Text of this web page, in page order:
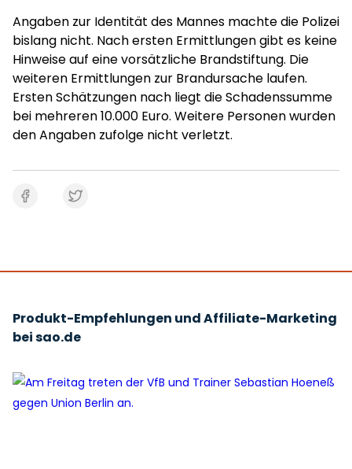
Angaben zur Identität des Mannes machte die Polizei
bislang nicht. Nach ersten Ermittlungen gibt es keine
Hinweise auf eine vorsätzliche Brandstiftung. Die
weiteren Ermittlungen zur Brandursache laufen.
Ersten Schätzungen nach liegt die Schadenssumme
bei mehreren 10.000 Euro. Weitere Personen wurden
den Angaben zufolge nicht verletzt.
Produkt-Empfehlungen und Affiliate-Marketing
bei sao.de